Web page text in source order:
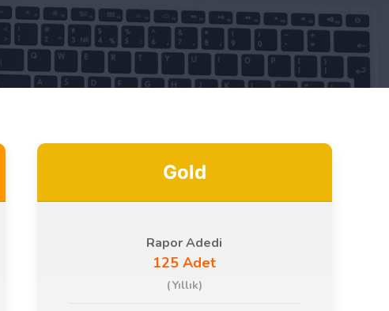
Gold
Rapor Adedi
125 Adet
(Yıllık)